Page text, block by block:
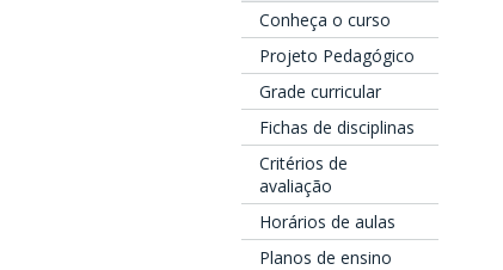
Conheça o curso
Projeto Pedagógico
Grade curricular
Fichas de disciplinas
Critérios de
avaliação
Horários de aulas
Planos de ensino